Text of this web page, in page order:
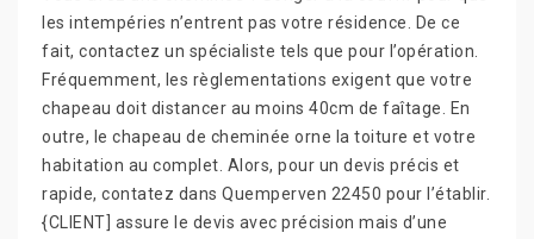
les intempéries n’entrent pas votre résidence. De ce
fait, contactez un spécialiste tels que pour l’opération.
Fréquemment, les règlementations exigent que votre
chapeau doit distancer au moins 40cm de faîtage. En
outre, le chapeau de cheminée orne la toiture et votre
habitation au complet. Alors, pour un devis précis et
rapide, contatez dans Quemperven 22450 pour l’établir.
{CLIENT] assure le devis avec précision mais d’une